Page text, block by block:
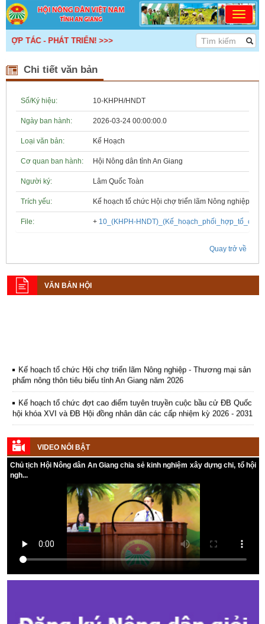
TÁC - PHÁT TRIỂN! >>>
Chi tiết văn bản
Số/Ký hiệu: 10-KHPH/HNDT
Ngày ban hành: 2026-03-24 00:00:00.0
Loại văn bản: Kế Hoạch
Cơ quan ban hành: Hội Nông dân tỉnh An Giang
Người ký: Lâm Quốc Toàn
Trích yếu: Kế hoạch tổ chức Hội chợ triển lãm Nông nghiệp -
File: + 10_(KHPH-
Quay trở về
VĂN BẢN HỘI
phẩm nông thôn tiêu biểu tỉnh An Giang năm 2026
hội khóa XVI và ĐB Hội đồng nhân dân các cấp nhiệm kỳ 2026 - 2031
đại biểu toàn quốc Hội Nông dân Việt Nam lần thứ IX, nhiệm kỳ 2026
- 2031
Hướng dẫn tuyên truyền cuộc bầu cử ĐB Quốc hội khóa XVI và ĐB
Hội đồng nhân dân các cấp nhiệm kỳ 2026 - 2031
Kế hoạch Tổ chức Đại hội Hội Nông dân cấp tỉnh, cấp xã nhiệm kỳ
VIDEO NỔI BẬT
Chủ tịch Hội Nông dân An Giang chia sẻ kinh nghiệm xây dựng chi, tổ hội
ngh...